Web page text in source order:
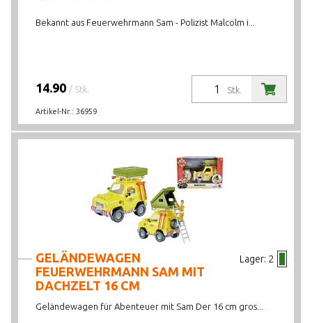
Bekannt aus Feuerwehrmann Sam - Polizist Malcolm i...
Stk.
14.90 / Stk.
Artikel-Nr.: 36959
Lager: 2
GELÄNDEWAGEN
FEUERWEHRMANN SAM MIT
DACHZELT 16 CM
Geländewagen für Abenteuer mit Sam Der 16 cm gros...